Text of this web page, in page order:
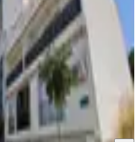
2. Kat·19.07.2026
Hüseyin Kaya